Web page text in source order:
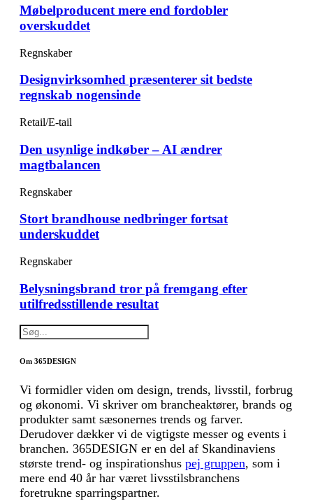
Møbelproducent mere end fordobler
overskuddet
Regnskaber
Designvirksomhed præsenterer sit bedste
regnskab nogensinde
Retail/E-tail
Den usynlige indkøber – AI ændrer
magtbalancen
Regnskaber
Stort brandhouse nedbringer fortsat
underskuddet
Regnskaber
Belysningsbrand tror på fremgang efter
utilfredsstillende resultat
Om 365DESIGN
Vi formidler viden om design, trends, livsstil, forbrug
og økonomi. Vi skriver om brancheaktører, brands og
produkter samt sæsonernes trends og farver.
Derudover dækker vi de vigtigste messer og events i
branchen. 365DESIGN er en del af Skandinaviens
største trend- og inspirationshus pej gruppen, som i
mere end 40 år har været livsstilsbranchens
foretrukne sparringspartner.